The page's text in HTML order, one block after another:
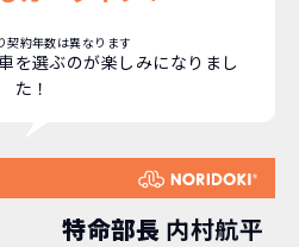
約年数は異なります
を選ぶのが楽しみになりまし
た！
特命部長 内村航平